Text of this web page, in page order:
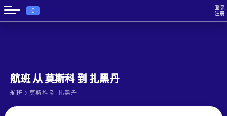
€
登录
注册
航班 从 莫斯科 到 扎黑丹
航班 › 莫斯科 到 扎黑丹